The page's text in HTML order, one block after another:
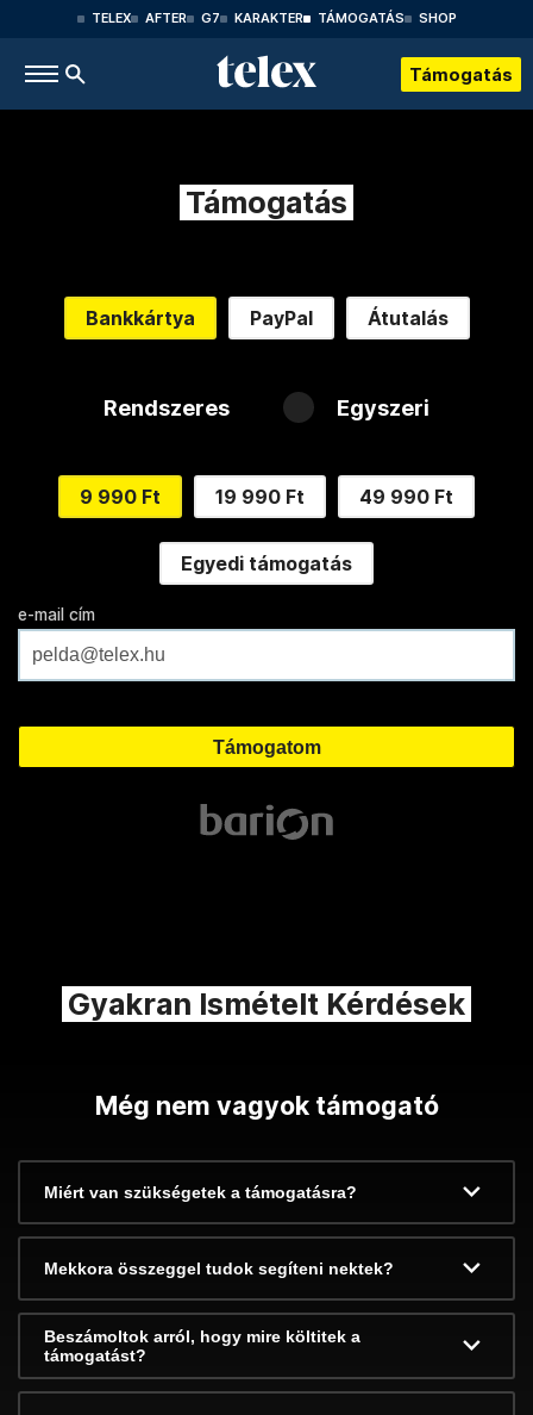
TELEX AFTER G7 KARAKTER TÁMOGATÁS SHOP
Támogatás
Támogatás
Bankkártya PayPal Átutalás
Rendszeres Egyszeri
9 990 Ft 19 990 Ft 49 990 Ft
Egyedi támogatás
e-mail cím
Gyakran Ismételt Kérdések
Még nem vagyok támogató
Miért van szükségetek a támogatásra?
Mekkora összeggel tudok segíteni nektek?
Beszámoltok arról, hogy mire költitek a
támogatást?